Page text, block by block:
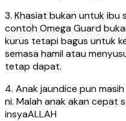
3. Khasiat bukan untuk ibu
contoh Omega Guard
kurus tetapi bagus untuk
semasa hamil atau
tetap dapat.
4. Anak jaundice pun
ni. Malah anak akan cepat
insyaALLAH